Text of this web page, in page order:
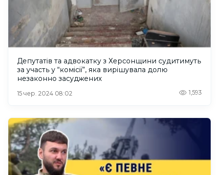
Депутатів та адвокатку з Херсонщини судитимуть
за участь у “комісії”, яка вирішувала долю
незаконно засуджених
15 чер. 2024 08:02 1,593